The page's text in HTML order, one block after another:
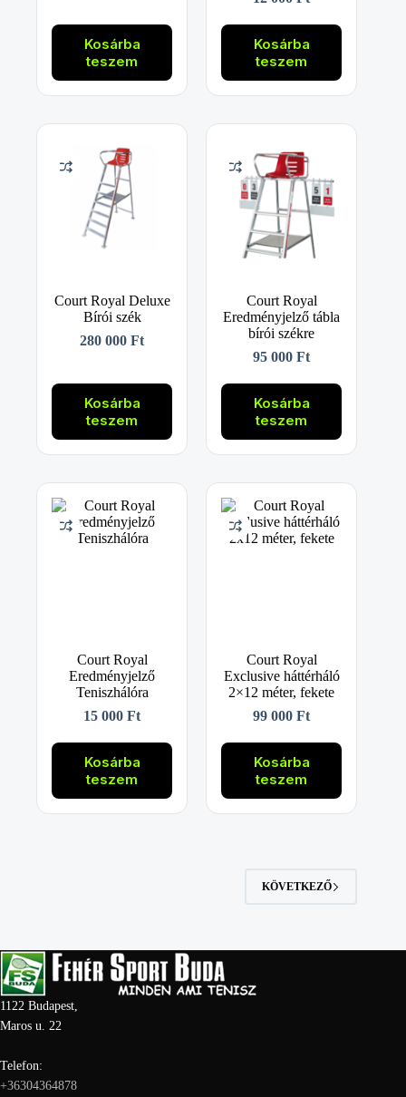
Kosárba
teszem
Kosárba
teszem
Court Royal Deluxe
Bírói szék
280 000Ft
Kosárba
teszem
Court Royal
Eredményjelző tábla
bírói székre
95 000Ft
Kosárba
teszem
Court Royal
Eredményjelző
Teniszhálóra
15 000Ft
Kosárba
teszem
Court Royal
Exclusive háttérháló
2×12 méter, fekete
99 000Ft
Kosárba
teszem
KÖVETKEZŐ
1122 Budapest,
Maros u. 22
Telefon:
+36304364878